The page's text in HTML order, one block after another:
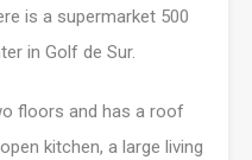
is a supermarket 500
in Golf de Sur.
floors and has a roof
kitchen, a large living